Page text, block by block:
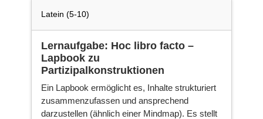
Latein (5-10)
Lernaufgabe: Hoc libro facto –
Lapbook zu
Partizipalkonstruktionen
Ein Lapbook ermöglicht es, Inhalte strukturiert
zusammenzufassen und ansprechend
darzustellen (ähnlich einer Mindmap). Es stellt